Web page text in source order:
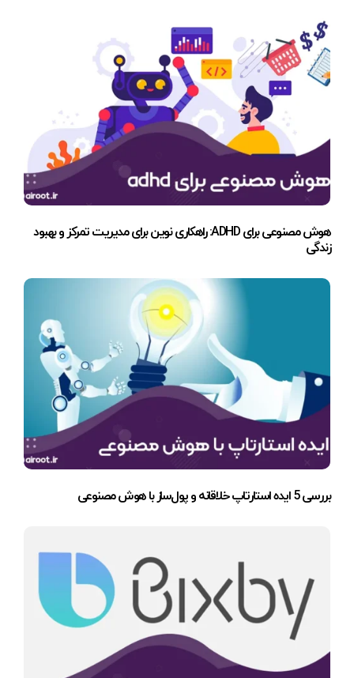
هوش مصنوعی برای ADHD: راهکاری نوین برای مدیریت تمرکز و بهبود
زندگی
بررسی 5 ایده استارتاپ خلاقانه و پول‌ساز با هوش مصنوعی